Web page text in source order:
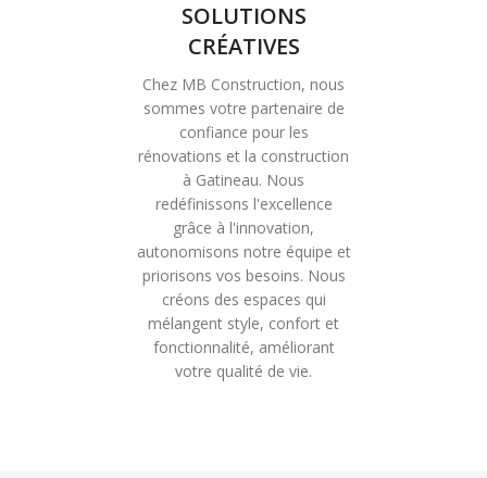
SOLUTIONS
CRÉATIVES
Chez MB Construction, nous
sommes votre partenaire de
confiance pour les
rénovations et la construction
à Gatineau. Nous
redéfinissons l'excellence
grâce à l'innovation,
autonomisons notre équipe et
priorisons vos besoins. Nous
créons des espaces qui
mélangent style, confort et
fonctionnalité, améliorant
votre qualité de vie.